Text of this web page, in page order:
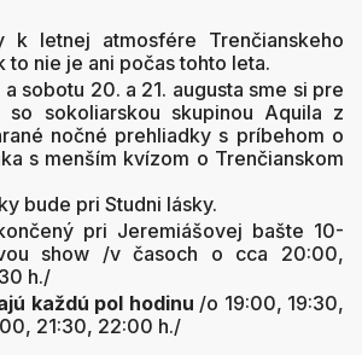
k letnej atmosfére Trenčianskeho
to nie je ani počas tohto leta.
sobotu 20. a 21. augusta sme si pre
so sokoliarskou skupinou Aquila z
nočné prehliadky s príbehom o
s menším kvízom o Trenčianskom
bude pri Studni lásky.
pri Jeremiášovej bašte 10-
show /v časoch o cca 20:00,
h./
každú pol hodinu /o 19:00, 19:30,
21:30, 22:00 h./